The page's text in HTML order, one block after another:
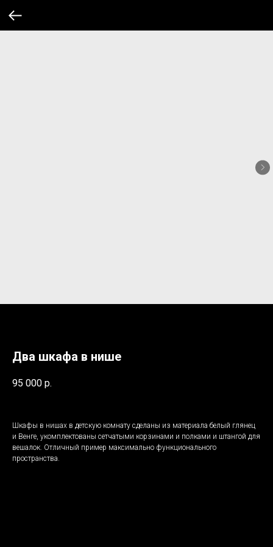
Два шкафа в нише
95 000 р.
Шкафы в нишах в детскую комнату сделаны из материала белый глянец
и Венге, укомплектованы сетчатыми корзинами и полками и штангой для
вешалок. Отличный пример максимально функционального
пространства.